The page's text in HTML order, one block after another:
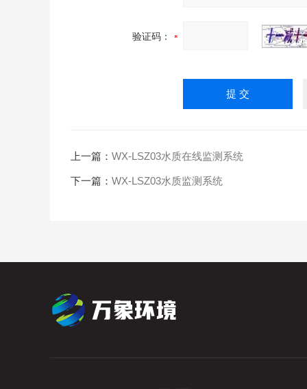
验证码：
上一篇： WX-LSZ03水质在线监测系统
下一篇： WX-LSZ03水质监测系统